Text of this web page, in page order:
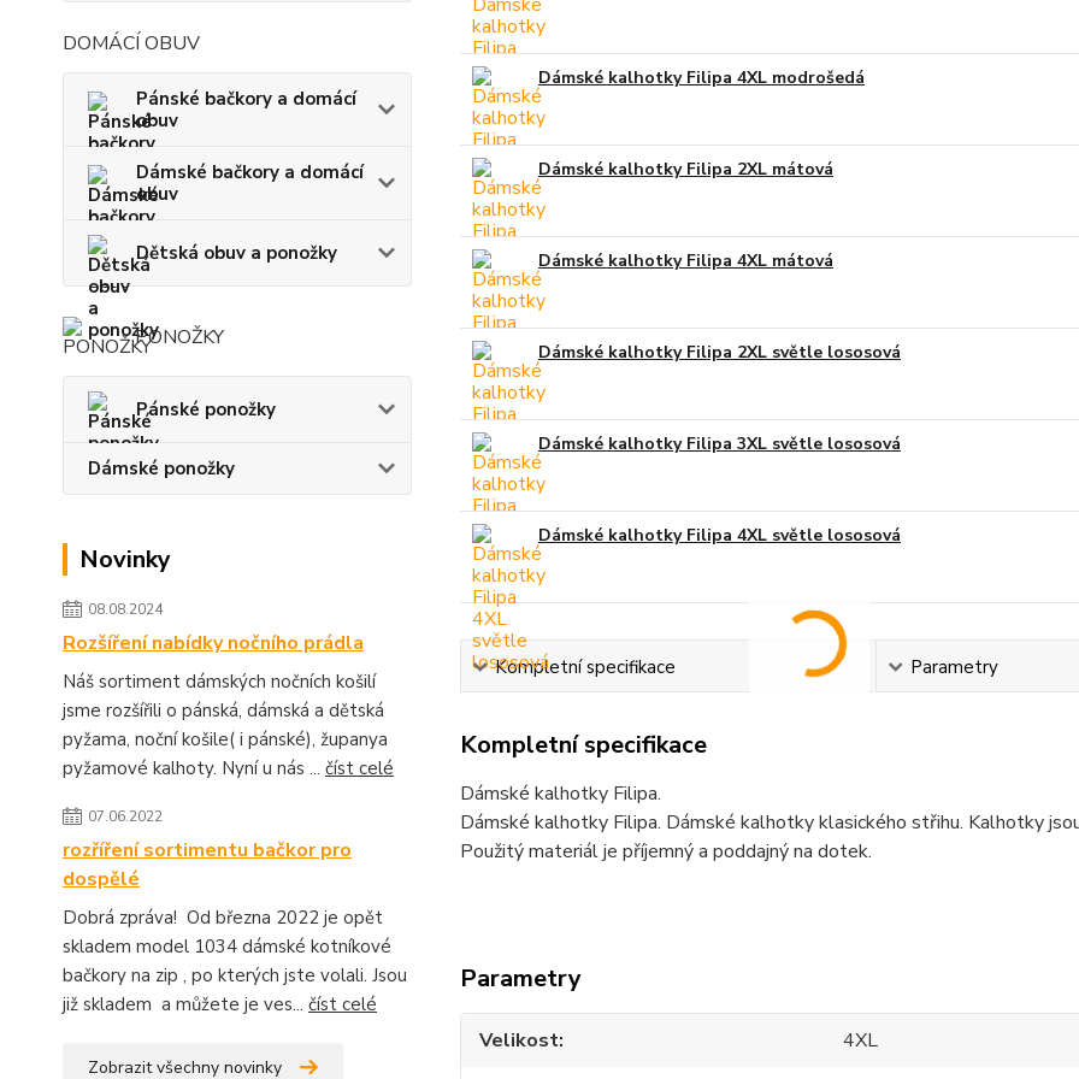
DOMÁCÍ OBUV
Pánské bačkory a domácí
obuv
Dámské bačkory a domácí
obuv
Dětská obuv a ponožky
PONOŽKY
Pánské ponožky
Dámské ponožky
Novinky
08.08.2024
Rozšíření nabídky nočního prádla
Náš sortiment dámských nočních košilí
jsme rozšířili o pánská, dámská a dětská
pyžama, noční košile( i pánské), županya
pyžamové kalhoty. Nyní u nás ... číst celé
07.06.2022
rozříření sortimentu bačkor pro
dospělé
Dobrá zpráva! Od března 2022 je opět
skladem model 1034 dámské kotníkové
bačkory na zip , po kterých jste volali. Jsou
již skladem a můžete je ves... číst celé
Zobrazit všechny novinky
Dámské kalhotky Filipa 4XL modrošedá
Dámské kalhotky Filipa 2XL mátová
Dámské kalhotky Filipa 4XL mátová
Dámské kalhotky Filipa 2XL světle lososová
Dámské kalhotky Filipa 3XL světle lososová
Dámské kalhotky Filipa 4XL světle lososová
Kompletní specifikace Parametry
Kompletní specifikace
Dámské kalhotky Filipa.
Dámské kalhotky Filipa. Dámské kalhotky klasického střihu. Kalhotky
Použitý materiál je příjemný a poddajný na dotek.
Parametry
Velikost 4XL